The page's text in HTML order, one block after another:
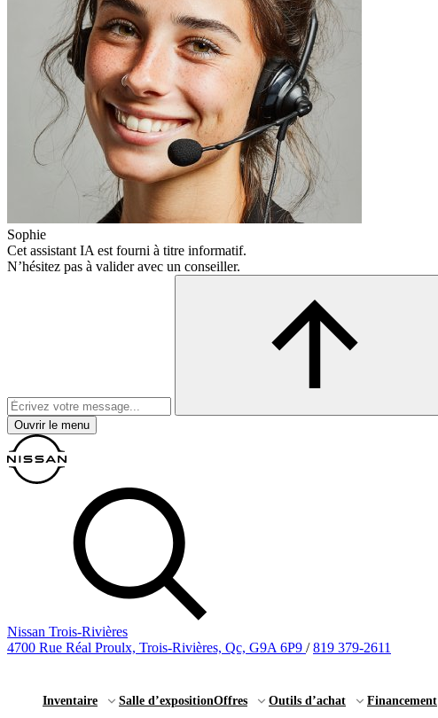
Sophie
Cet assistant IA est fourni à titre informatif.
N’hésitez pas à valider avec un conseiller.
Ouvrir le menu
Nissan Trois-Rivières
4700 Rue Réal Proulx, Trois-Rivières, Qc, G9A 6P9 / 819 379-2611
Inventaire Salle d’expositionOffres Outils d’achat Financement